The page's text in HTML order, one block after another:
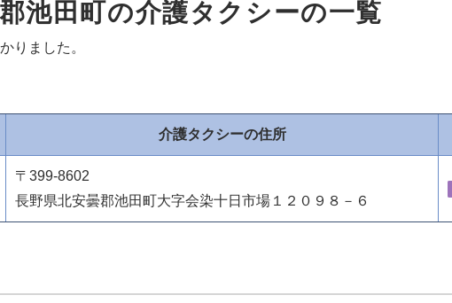
池田町の介護タクシーの一覧
りました。
介護タクシーの住所
〒399-8602
長野県北安曇郡池田町大字会染十日市場１２０９８－６